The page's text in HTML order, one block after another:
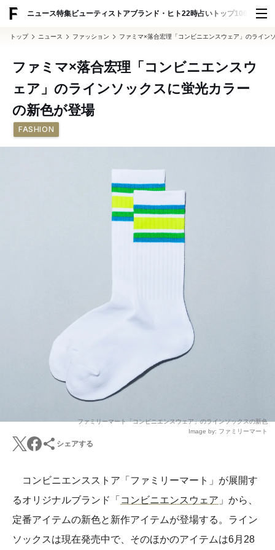
ニュース特集ビューティ ストアブランド・ヒト22時占い トップ100 スナッ
トップ ニュース ファッション ファミマ×落合宏理「コンビニエンスウェア」のライン
ファミマ×落合宏理「コンビニエンスウ
ェア」のラインソックスに蛍光カラー
の新色が登場
FASHION
ファミリーマート「コンビニエンスウェア」のラインソックスの新色
Image by: ファミリーマート
シェアする
コンビニエンスストア「ファミリーマート」が展開す
るオリジナルブランド「 コンビニエンスウェア 」から、
定番アイテムの新色と新作アイテムが登場する。ライン
ソックスは現在発売中で、そのほかのアイテムは6月28